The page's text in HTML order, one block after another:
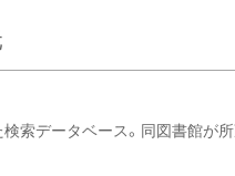
索データベース。同図書館が所